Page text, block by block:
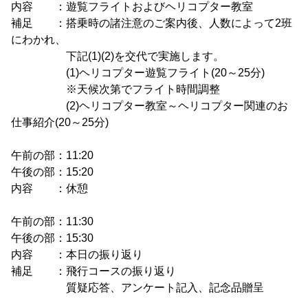
内容 ：遊覧フライトおよびヘリコプター教室
補足 ：搭乗時の諸注意のご案内後、人数によって2班
にわかれ、
下記(1)(2)を交代で実施します。
(1)ヘリコプター遊覧フライト(20～25分)
※天候次第でフライト時間調整
(2)ヘリコプター教室～ヘリコプター関連のお
仕事紹介(20～25分)
午前の部：11:20
午後の部：15:20
内容 ：休憩
午前の部：11:30
午後の部：15:30
内容 ：本日の振り返り
補足 ：飛行コースの振り返り
質疑応答、アンケート記入、記念品贈呈